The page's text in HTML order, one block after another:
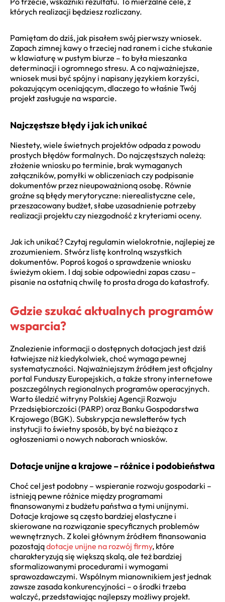
których realizacji będziesz rozliczany.
Pamiętam do dziś, jak pisałem swój pierwszy wniosek.
Zapach zimnej kawy o trzeciej nad ranem i ciche stukanie
w klawiaturę w pustym biurze – to była mieszanka
determinacji i ogromnego stresu. A co najważniejsze,
wniosek musi być spójny i napisany językiem korzyści,
pokazującym oceniającym, dlaczego to właśnie Twój
projekt zasługuje na wsparcie.
Najczęstsze błędy i jak ich unikać
Niestety, wiele świetnych projektów odpada z powodu
prostych błędów formalnych. Do najczęstszych należą:
złożenie wniosku po terminie, brak wymaganych
załączników, pomyłki w obliczeniach czy podpisanie
dokumentów przez nieupoważnioną osobę. Równie
groźne są błędy merytoryczne: nierealistyczne cele,
przeszacowany budżet, słabe uzasadnienie potrzeby
realizacji projektu czy niezgodność z kryteriami oceny.
Jak ich unikać? Czytaj regulamin wielokrotnie, najlepiej ze
zrozumieniem. Stwórz listę kontrolną wszystkich
dokumentów. Poproś kogoś o sprawdzenie wniosku
świeżym okiem. I daj sobie odpowiedni zapas czasu –
pisanie na ostatnią chwilę to prosta droga do katastrofy.
Gdzie szukać aktualnych programów
wsparcia?
Znalezienie informacji o dostępnych dotacjach jest dziś
łatwiejsze niż kiedykolwiek, choć wymaga pewnej
systematyczności. Najważniejszym źródłem jest oficjalny
portal Funduszy Europejskich, a także strony internetowe
poszczególnych regionalnych programów operacyjnych.
Warto śledzić witryny Polskiej Agencji Rozwoju
Przedsiębiorczości (PARP) oraz Banku Gospodarstwa
Krajowego (BGK). Subskrypcja newsletterów tych
instytucji to świetny sposób, by być na bieżąco z
ogłoszeniami o nowych naborach wniosków.
Dotacje unijne a krajowe – różnice i podobieństwa
Choć cel jest podobny – wspieranie rozwoju gospodarki –
istnieją pewne różnice między programami
finansowanymi z budżetu państwa a tymi unijnymi.
Dotacje krajowe są często bardziej elastyczne i
skierowane na rozwiązanie specyficznych problemów
wewnętrznych. Z kolei głównym źródłem finansowania
pozostajądotacje unijne na rozwój firmy, które
charakteryzują się większą skalą, ale też bardziej
sformalizowanymi procedurami i wymogami
sprawozdawczymi. Wspólnym mianownikiem jest jednak
zawsze zasada konkurencyjności – o środki trzeba
walczyć, przedstawiając najlepszy możliwy projekt.